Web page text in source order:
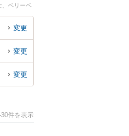
、ベリーベ
界のトラ
談できる
変更
変更
変更
件を表示